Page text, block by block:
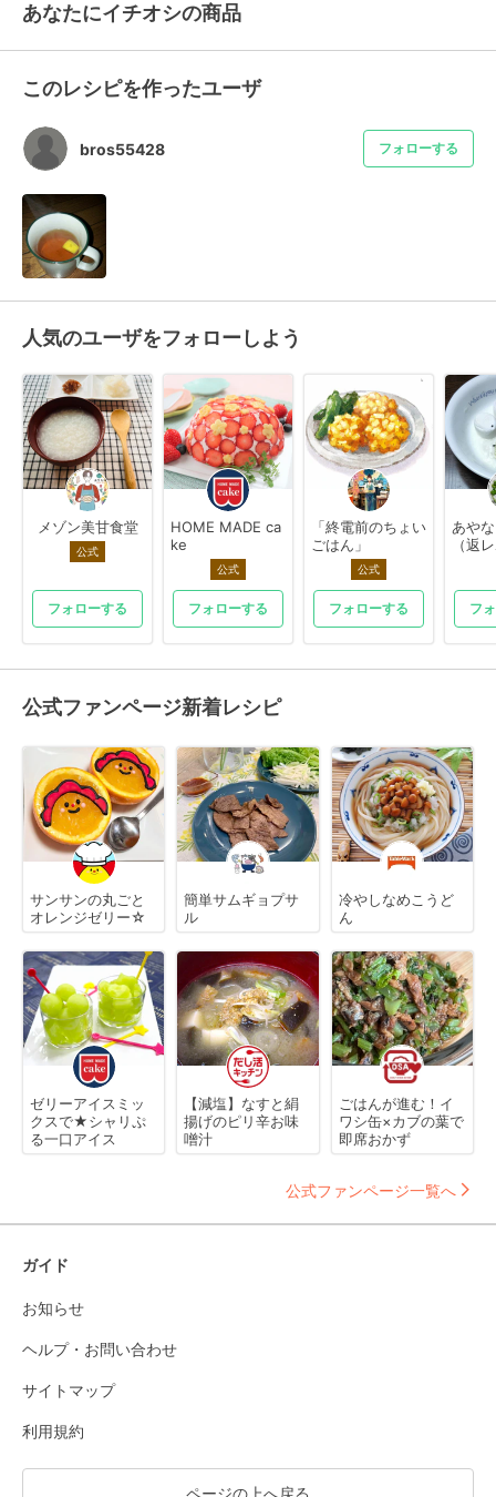
あなたにイチオシの商品
このレシピを作ったユーザ
bros55428 フォローする
人気のユーザをフォローしよう
メゾン美甘食堂
公式
フォローする
HOME MADE ca
ke
公式
フォローする
「終電前のちょい
ごはん」
公式
フォローする
あや
（返
フ
公式ファンページ新着レシピ
サンサンの丸ごと
オレンジゼリー☆
簡単サムギョプサ
ル
冷やしなめこうど
ん
ゼリーアイスミッ
クスで★シャリぷ
る一口アイス
【減塩】なすと絹
揚げのピリ辛お味
噌汁
ごはんが進む！イ
ワシ缶×カブの葉で
即席おかず
公式ファンページ一覧へ
ガイド
お知らせ
ヘルプ・お問い合わせ
サイトマップ
利用規約
ページの上へ戻る